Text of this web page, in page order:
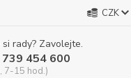
CZK
rady? Zavolejte.
454 600
7-15 hod.)